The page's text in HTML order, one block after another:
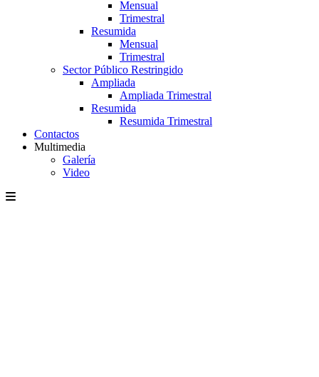
Mensual
Trimestral
Resumida
Mensual
Trimestral
Sector Público Restringido
Ampliada
Ampliada Trimestral
Resumida
Resumida Trimestral
Contactos
Multimedia
Galería
Video